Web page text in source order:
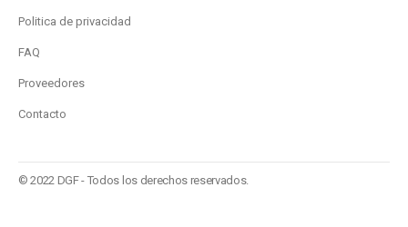
Politica de privacidad
FAQ
Proveedores
Contacto
© 2022 DGF - Todos los derechos reservados.